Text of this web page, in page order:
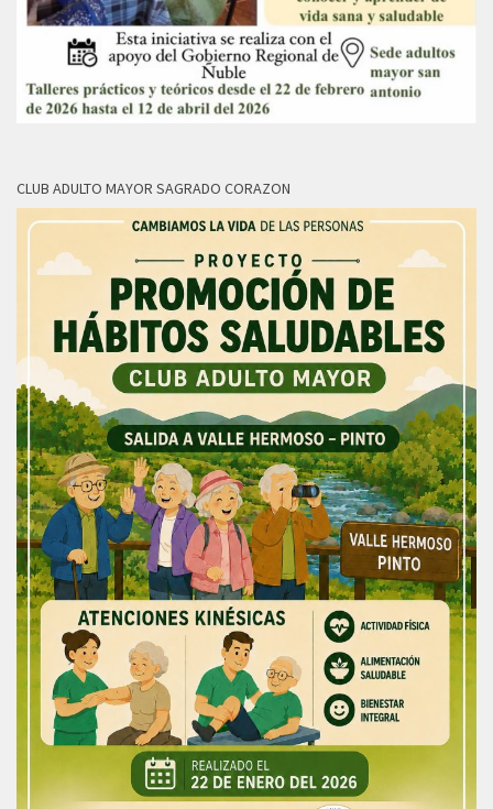
CLUB ADULTO MAYOR SAGRADO CORAZON